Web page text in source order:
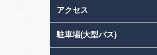
アクセス
駐車場(大型バス)